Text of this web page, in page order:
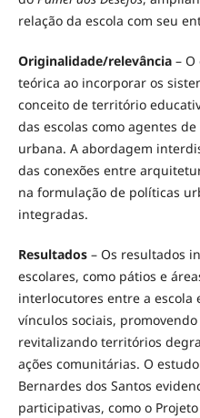
relação da escola com seu
Originalidade/relevância– O
teórica ao incorporar os
conceito de território
das escolas como agentes
urbana. A abordagem
das conexões entre
na formulação de políticas
integradas.
Resultados– Os resultados
escolares, como pátios e
interlocutores entre a escola
vínculos sociais,
revitalizando territórios
ações comunitárias. O
Bernardes dos Santos
participativas, como o Projeto